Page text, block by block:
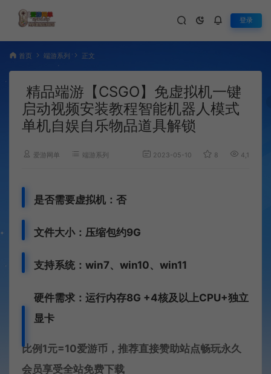
登录
首页 端游系列 正文
精品端游【CSGO】免虚拟机一键
启动视频安装教程智能机器人模式
单机自娱自乐物品道具解锁
爱游网单 端游系列 2023-05-10 8 4,103
是否需要虚拟机：否
文件大小：压缩包约9G
支持系统：win7、win10、win11
硬件需求：运行内存8G +4核及以上CPU+独立
显卡
比例1元=10爱游币，推荐直接赞助站点畅玩永久
会员享受全站免费下载